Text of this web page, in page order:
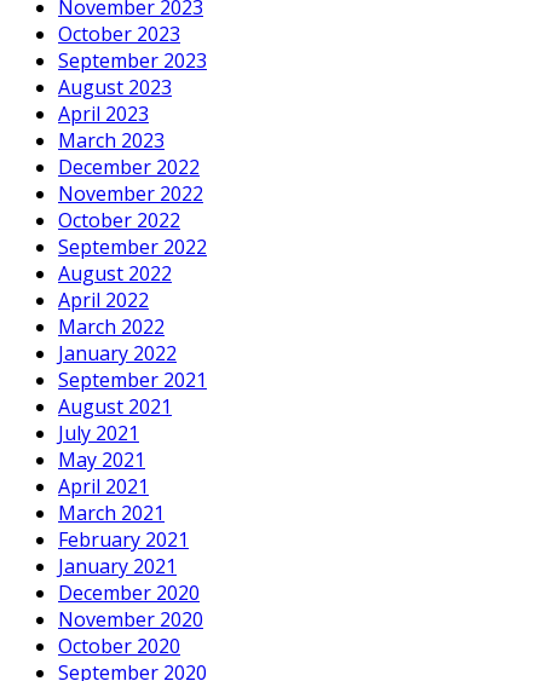
November 2023
October 2023
September 2023
August 2023
April 2023
March 2023
December 2022
November 2022
October 2022
September 2022
August 2022
April 2022
March 2022
January 2022
September 2021
August 2021
July 2021
May 2021
April 2021
March 2021
February 2021
January 2021
December 2020
November 2020
October 2020
September 2020